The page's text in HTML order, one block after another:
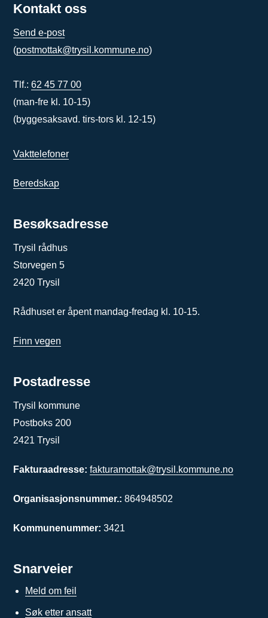
Kontakt oss
Send e-post
(postmottak@trysil.kommune.no)
Tlf.:62 45 77 00
(man-fre kl. 10-15)
(byggesaksavd. tirs-tors kl. 12-15)
Vakttelefoner
Beredskap
Besøksadresse
Trysil rådhus
Storvegen 5
2420 Trysil
Rådhuset er åpent mandag-fredag kl. 10-15.
Finn vegen
Postadresse
Trysil kommune
Postboks 200
2421 Trysil
Fakturaadresse:fakturamottak@trysil.kommune.no
Organisasjonsnummer.:864948502
Kommunenummer: 3421
Snarveier
Meld om feil
Søk etter ansatt